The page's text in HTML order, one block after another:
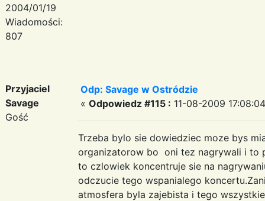
2004/01/19
Wiadomości:
807
Przyjaciel
Savage
Gość
Odp: Savage w Ostródzie
« Odpowiedz #115 : 11-08-2009
Trzeba bylo sie dowiedziec moze bys
organizatorow bo oni tez nagrywali i to
to czlowiek koncentruje sie na
odczucie tego wspanialego
atmosfera byla zajebista i tego